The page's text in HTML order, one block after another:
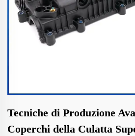
Tecniche di Produzione
Coperchi della Culatta